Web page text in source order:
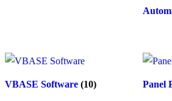
VBASE Software (10) Panel